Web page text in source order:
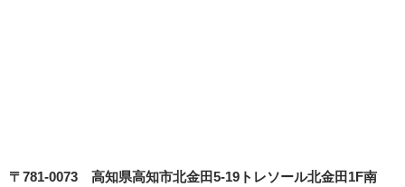
〒781-0073 高知県高知市北金田5-19 トレソール北金田1F南